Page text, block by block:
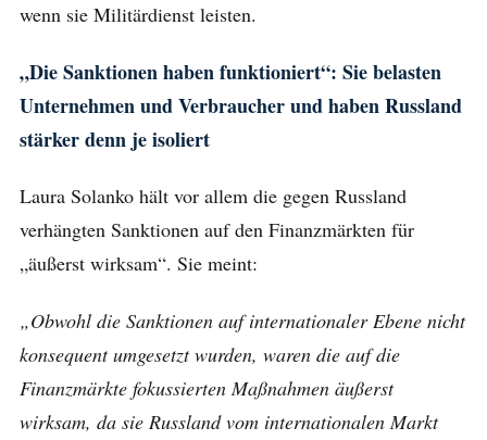
wenn sie Militärdienst leisten.
„Die Sanktionen haben funktioniert“: Sie belasten
Unternehmen und Verbraucher und haben Russland
stärker denn je isoliert
Laura Solanko hält vor allem die gegen Russland
verhängten Sanktionen auf den Finanzmärkten für
„äußerst wirksam“. Sie meint:
„Obwohl die Sanktionen auf internationaler Ebene nicht
konsequent umgesetzt wurden, waren die auf die
Finanzmärkte fokussierten Maßnahmen äußerst
wirksam, da sie Russland vom internationalen Markt